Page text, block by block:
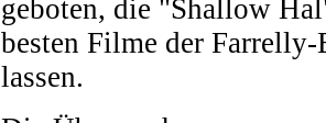
geboten, die "Shallow
besten Filme der
lassen.